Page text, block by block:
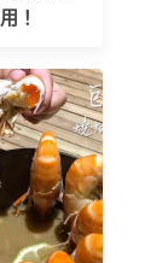
！